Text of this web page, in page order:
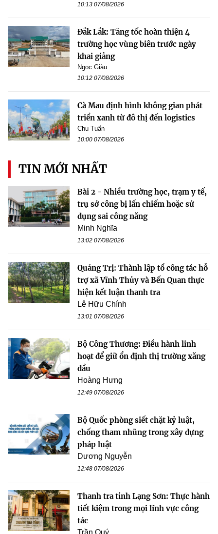
10:13 07/08/2026
Đắk Lắk: Tăng tốc hoàn thiện 4
trường học vùng biên trước ngày
khai giảng
Ngọc Giàu
10:12 07/08/2026
Cà Mau định hình không gian phát
triển xanh từ đô thị đến logistics
Chu Tuấn
10:00 07/08/2026
TIN MỚI NHẤT
Bài 2 - Nhiều trường học, trạm y tế,
trụ sở công bị lấn chiếm hoặc sử
dụng sai công năng
Minh Nghĩa
13:02 07/08/2026
Quảng Trị: Thành lập tổ công tác hỗ
trợ xã Vĩnh Thủy và Bến Quan thực
hiện kết luận thanh tra
Lê Hữu Chính
13:01 07/08/2026
Bộ Công Thương: Điều hành linh
hoạt để giữ ổn định thị trường xăng
dầu
Hoàng Hưng
12:49 07/08/2026
Bộ Quốc phòng siết chặt kỷ luật,
chống tham nhũng trong xây dựng
pháp luật
Dương Nguyễn
12:48 07/08/2026
Thanh tra tỉnh Lạng Sơn: Thực hành
tiết kiệm trong mọi lĩnh vực công
tác
Trần Quý